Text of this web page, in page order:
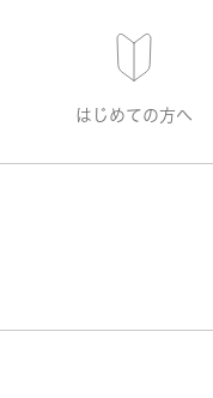
はじめての方へ